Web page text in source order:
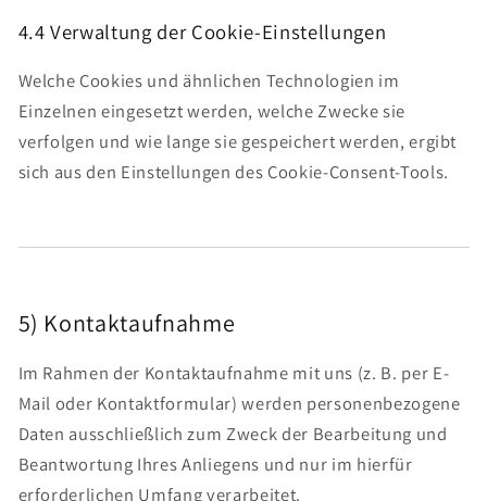
4.4 Verwaltung der Cookie-Einstellungen
Welche Cookies und ähnlichen Technologien im
Einzelnen eingesetzt werden, welche Zwecke sie
verfolgen und wie lange sie gespeichert werden, ergibt
sich aus den Einstellungen des Cookie-Consent-Tools.
5) Kontaktaufnahme
Im Rahmen der Kontaktaufnahme mit uns (z. B. per E-
Mail oder Kontaktformular) werden personenbezogene
Daten ausschließlich zum Zweck der Bearbeitung und
Beantwortung Ihres Anliegens und nur im hierfür
erforderlichen Umfang verarbeitet.